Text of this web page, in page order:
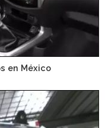
en México